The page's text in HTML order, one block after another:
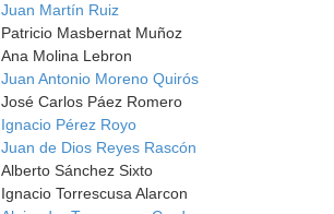
Juan Martín Ruiz
Patricio Masbernat Muñoz
Ana Molina Lebron
Juan Antonio Moreno Quirós
José Carlos Páez Romero
Ignacio Pérez Royo
Juan de Dios Reyes Rascón
Alberto Sánchez Sixto
Ignacio Torrescusa Alarcon